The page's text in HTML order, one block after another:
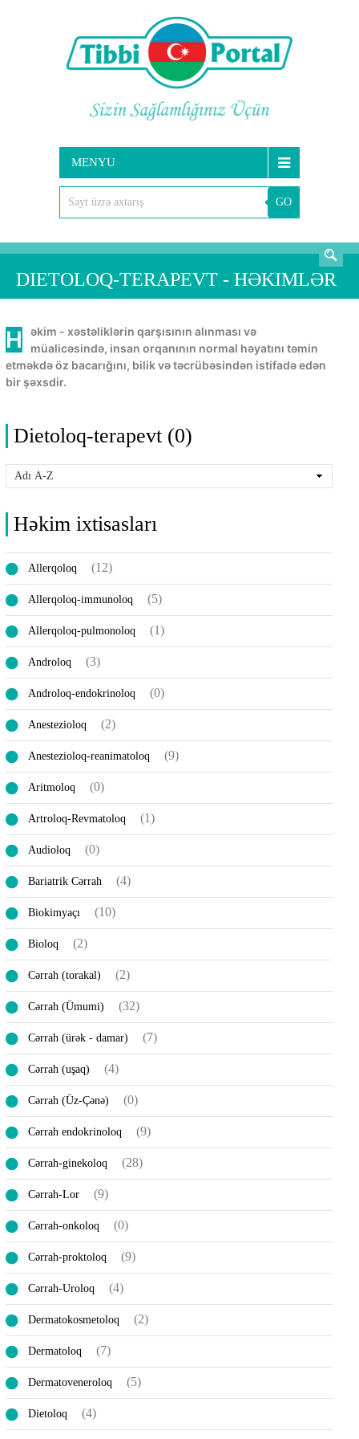
MENYU
GO
AXTARIŞ
DIETOLOQ-TERAPEVT - HƏKIMLƏR
Həkim - xəstəliklərin qarşısının alınması və
müalicəsində, insan orqanının normal həyatını təmin
etməkdə öz bacarığını, bilik və təcrübəsindən istifadə edən
bir şəxsdir.
Dietoloq-terapevt (0)
Həkim ixtisasları
Allerqoloq (12)
Allerqoloq-immunoloq (5)
Allerqoloq-pulmonoloq (1)
Androloq (3)
Androloq-endokrinoloq (0)
Anestezioloq (2)
Anestezioloq-reanimatoloq (9)
Aritmoloq (0)
Artroloq-Revmatoloq (1)
Audioloq (0)
Bariatrik Cərrah (4)
Biokimyaçı (10)
Bioloq (2)
Cərrah (torakal) (2)
Cərrah (Ümumi) (32)
Cərrah (ürək - damar) (7)
Cərrah (uşaq) (4)
Cərrah (Üz-Çənə) (0)
Cərrah endokrinoloq (9)
Cərrah-ginekoloq (28)
Cərrah-Lor (9)
Cərrah-onkoloq (0)
Cərrah-proktoloq (9)
Cərrah-Uroloq (4)
Dermatokosmetoloq (2)
Dermatoloq (7)
Dermatoveneroloq (5)
Dietoloq (4)